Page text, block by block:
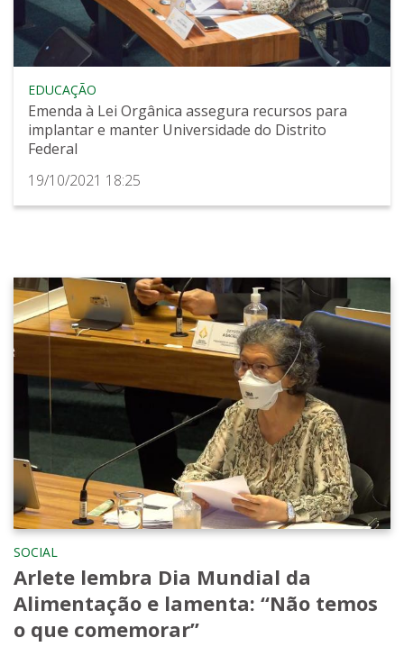
EDUCAÇÃO
Emenda à Lei Orgânica assegura recursos para
implantar e manter Universidade do Distrito
Federal
19/10/2021 18:25
SOCIAL
Arlete lembra Dia Mundial da
Alimentação e lamenta: “Não temos
o que comemorar”